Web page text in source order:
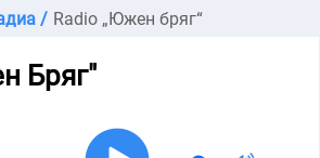
/ Radio „Южен бряг“
Бряг"